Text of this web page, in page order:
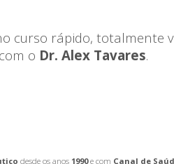
curso rápido, totalmente
o Dr. Alex Tavares.
desde os anos 1990e com Canal de